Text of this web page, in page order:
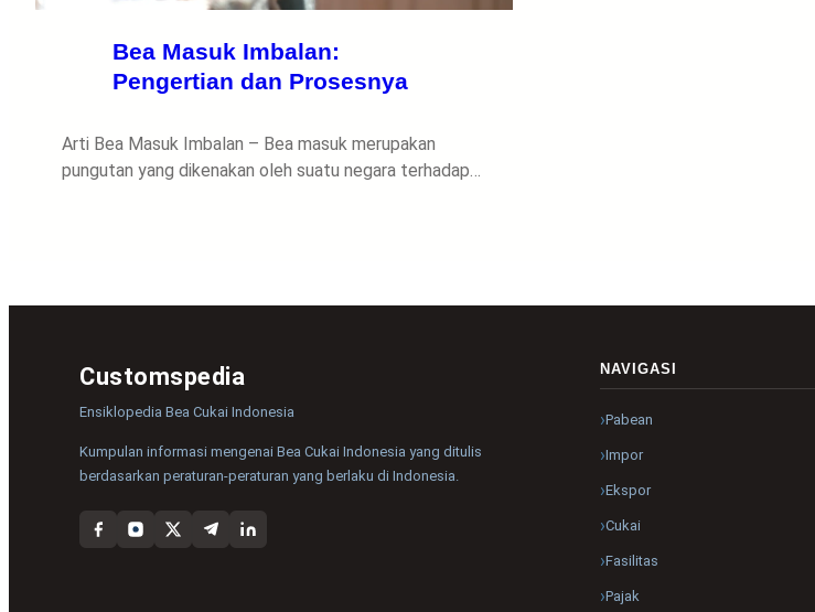
Bea Masuk Imbalan:
Pengertian dan Prosesnya
Arti Bea Masuk Imbalan – Bea masuk merupakan
pungutan yang dikenakan oleh suatu negara terhadap…
Customspedia
Ensiklopedia Bea Cukai Indonesia
Kumpulan informasi mengenai Bea Cukai Indonesia yang ditulis
berdasarkan peraturan-peraturan yang berlaku di Indonesia.
NAVIGASI
Pabean
Impor
Ekspor
Cukai
Fasilitas
Pajak